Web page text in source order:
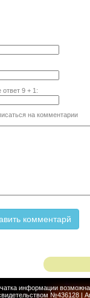
ответ 9+ 1 :
на комментарии
информации возможна
№436128 |